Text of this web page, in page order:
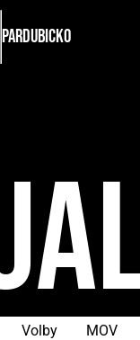
Pardubicko
Volby MOV